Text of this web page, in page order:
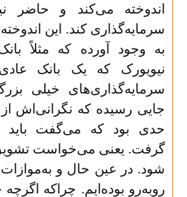
اندوخته می‌کند و حاضر
سرمایه‌گذاری کند. این
به وجود آورده که مثلاً
نیویورک که یک بانک
سرمایه‌گذاری‌های خیلی
جایی رسیده که نگرانی‌اش از
حدی بود که می‌گفت باید
گرفت. یعنی می‌خواست
شود. در عین حال و
روبه‌رو بوده‌ایم. چراکه